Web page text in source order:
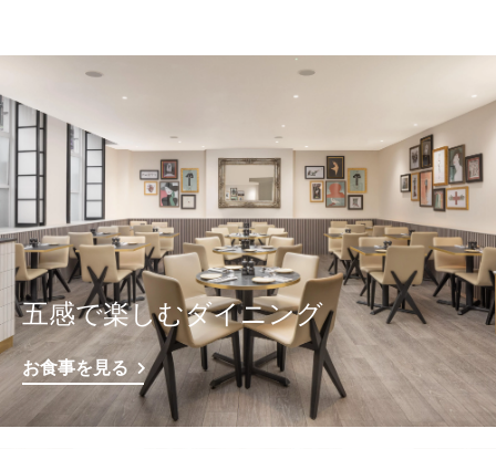
五感で楽しむダイニング
お食事を見る